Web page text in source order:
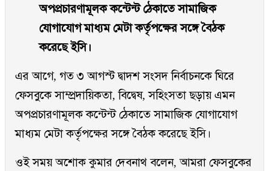
অপপ্রচারণামূলক কন্টেন্ট ঠেকাতে সামাজিক
যোগাযোগ মাধ্যম মেটা কর্তৃপক্ষের সঙ্গে বৈঠক
করেছে ইসি।
এর আগে, গত ৩ আগস্ট দ্বাদশ সংসদ নির্বাচনকে ঘিরে
ফেসবুকে সাম্প্রদায়িকতা, বিদ্বেষ, সহিংসতা ছড়ায় এমন
অপপ্রচারণামূলক কন্টেন্ট ঠেকাতে সামাজিক যোগাযোগ
মাধ্যম মেটা কর্তৃপক্ষের সঙ্গে বৈঠক করেছে ইসি।
ওই সময় অশোক কুমার দেবনাথ বলেন, আমরা ফেসবুকের